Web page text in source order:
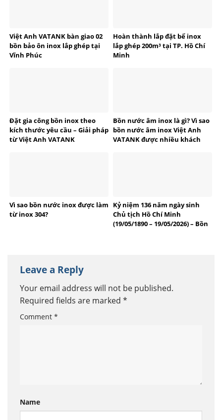
Việt Anh VATANK bàn giao 02
bồn bảo ôn inox lắp ghép tại
Vĩnh Phúc
Hoàn thành lắp đặt bể inox
lắp ghép 200m³ tại TP. Hồ Chí
Minh
Đặt gia công bồn inox theo
kích thước yêu cầu – Giải pháp
từ Việt Anh VATANK
Bồn nước âm inox là gì? Vì sao
bồn nước âm inox Việt Anh
VATANK được nhiều khách
Vì sao bồn nước inox được làm
từ inox 304?
Kỷ niệm 136 năm ngày sinh
Chủ tịch Hồ Chí Minh
(19/05/1890 – 19/05/2026) – Bồn
Leave a Reply
Your email address will not be published.
Required fields are marked *
Comment *
Name